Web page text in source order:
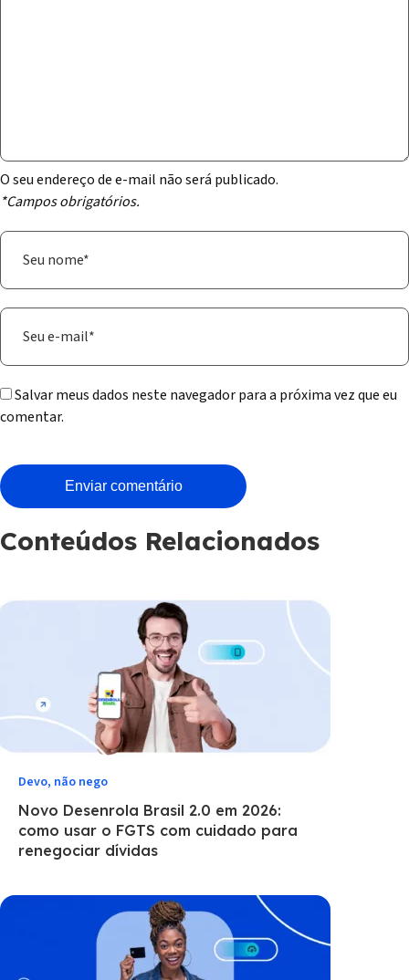
O seu endereço de e-mail não será publicado.
*Campos obrigatórios.
Salvar meus dados neste navegador para a próxima vez que eu
comentar.
Conteúdos Relacionados
Devo, não nego
Novo Desenrola Brasil 2.0 em 2026:
como usar o FGTS com cuidado para
renegociar dívidas